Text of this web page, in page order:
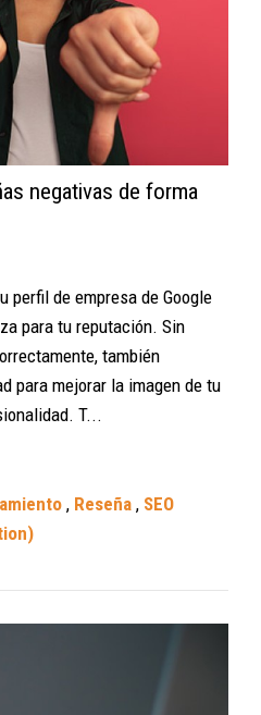
negativas de forma
perfil de empresa de Google
para tu reputación. Sin
también
para mejorar la imagen de tu
T...
, Reseña , SEO